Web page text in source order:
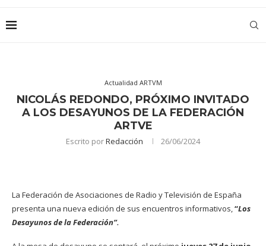
Actualidad ARTVM
NICOLÁS REDONDO, PRÓXIMO INVITADO
A LOS DESAYUNOS DE LA FEDERACIÓN
ARTVE
Escrito porRedacción 26/06/2024
La Federación de Asociaciones de Radio y Televisión de España
presenta una nueva edición de sus encuentros informativos,“Los
Desayunos de la Federación”.